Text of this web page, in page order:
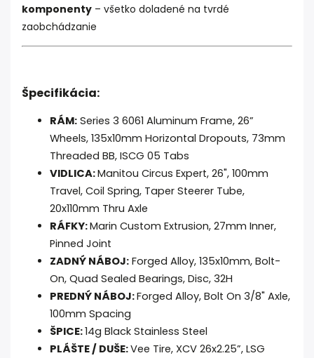
komponenty – všetko doladené na tvrdé
zaobchádzanie
Špecifikácia:
RÁM: Series 3 6061 Aluminum Frame, 26”
Wheels, 135x10mm Horizontal Dropouts, 73mm
Threaded BB, ISCG 05 Tabs
VIDLICA:Manitou Circus Expert, 26", 100mm
Travel, Coil Spring, Taper Steerer Tube,
20x110mm Thru Axle
RÁFKY:Marin Custom Extrusion, 27mm Inner,
Pinned Joint
ZADNÝ NÁBOJ: Forged Alloy, 135x10mm, Bolt-
On, Quad Sealed Bearings, Disc, 32H
PREDNÝ NÁBOJ:Forged Alloy, Bolt On 3/8" Axle,
100mm Spacing
ŠPICE:14g Black Stainless Steel
PLÁŠTE / DUŠE:Vee Tire, XCV 26x2.25”, LSG